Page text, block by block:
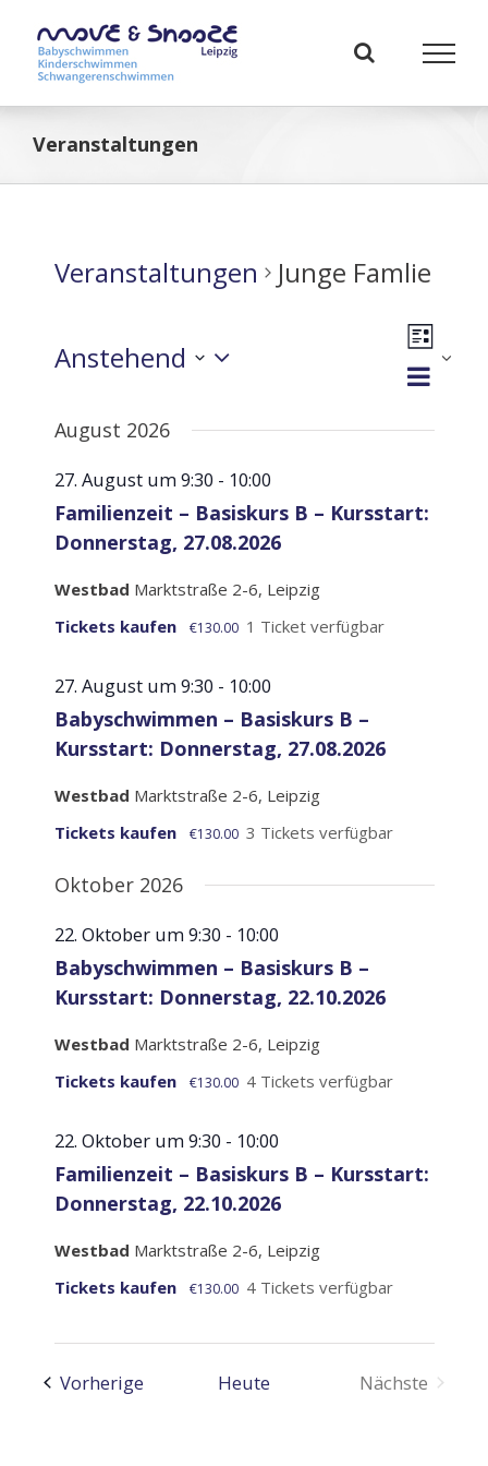
Inhalt
springen
Veranstaltungen
Veranstaltungen Junge Famlie
Liste
Anstehend
wählen.
August 2026
27. August um 9:30 - 10:00
Familienzeit – Basiskurs B – Kursstart:
Donnerstag, 27.08.2026
Westbad Marktstraße 2-6, Leipzig
Tickets kaufen
€130.00 1 Ticket verfügbar
27. August um 9:30 - 10:00
Babyschwimmen – Basiskurs B –
Kursstart: Donnerstag, 27.08.2026
Westbad Marktstraße 2-6, Leipzig
Tickets kaufen
€130.00 3 Tickets verfügbar
Oktober 2026
22. Oktober um 9:30 - 10:00
Babyschwimmen – Basiskurs B –
Kursstart: Donnerstag, 22.10.2026
Westbad Marktstraße 2-6, Leipzig
Tickets kaufen
€130.00 4 Tickets verfügbar
22. Oktober um 9:30 - 10:00
Familienzeit – Basiskurs B – Kursstart:
Donnerstag, 22.10.2026
Westbad Marktstraße 2-6, Leipzig
Tickets kaufen
€130.00 4 Tickets verfügbar
VorherigeVeranstaltungen
Heute
Nächste